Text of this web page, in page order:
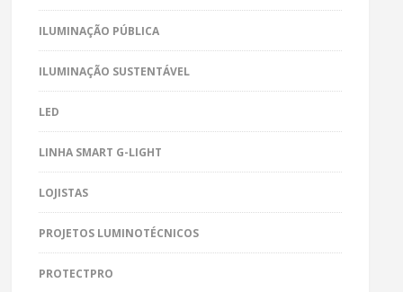
ILUMINAÇÃO PÚBLICA
ILUMINAÇÃO SUSTENTÁVEL
LED
LINHA SMART G-LIGHT
LOJISTAS
PROJETOS LUMINOTÉCNICOS
PROTECTPRO